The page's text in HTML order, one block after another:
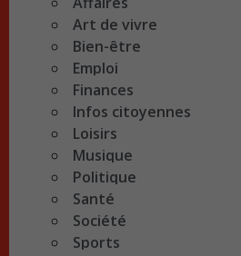
Art de vivre
Bien-être
Emploi
Finances
Infos citoyennes
Loisirs
Musique
Politique
Santé
Société
Sports